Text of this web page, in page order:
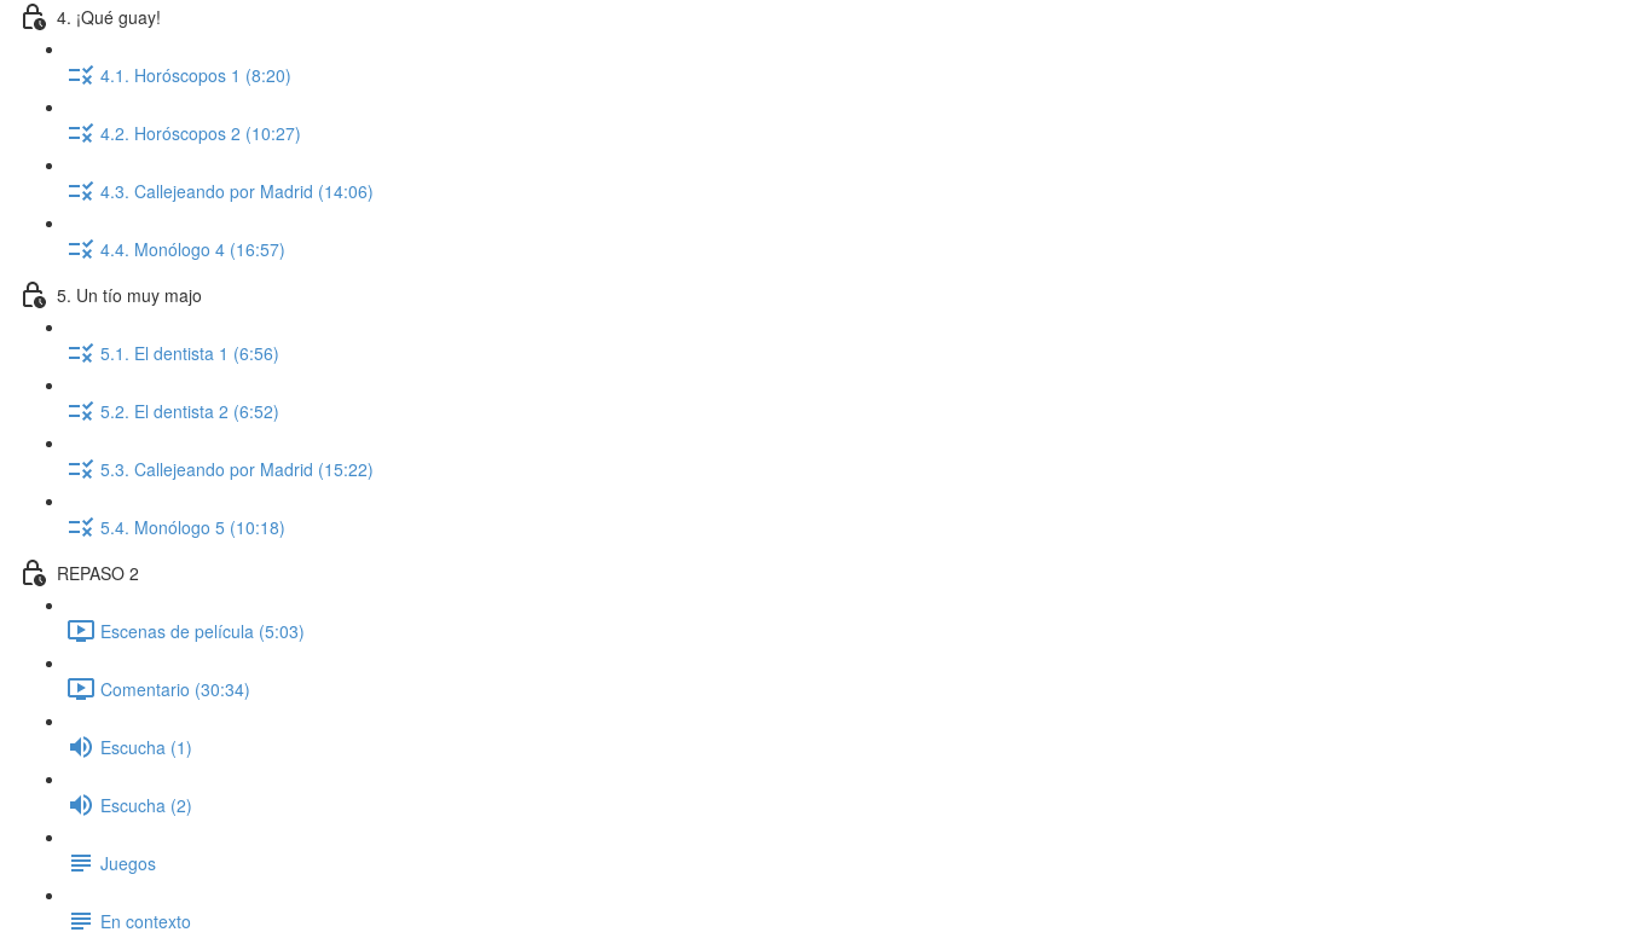
4. ¡Qué guay!
4.1. Horóscopos 1 (8:20)
4.2. Horóscopos 2 (10:27)
4.3. Callejeando por Madrid (14:06)
4.4. Monólogo 4 (16:57)
5. Un tío muy majo
5.1. El dentista 1 (6:56)
5.2. El dentista 2 (6:52)
5.3. Callejeando por Madrid (15:22)
5.4. Monólogo 5 (10:18)
REPASO 2
Escenas de película (5:03)
Comentario (30:34)
Escucha (1)
Escucha (2)
Juegos
En contexto